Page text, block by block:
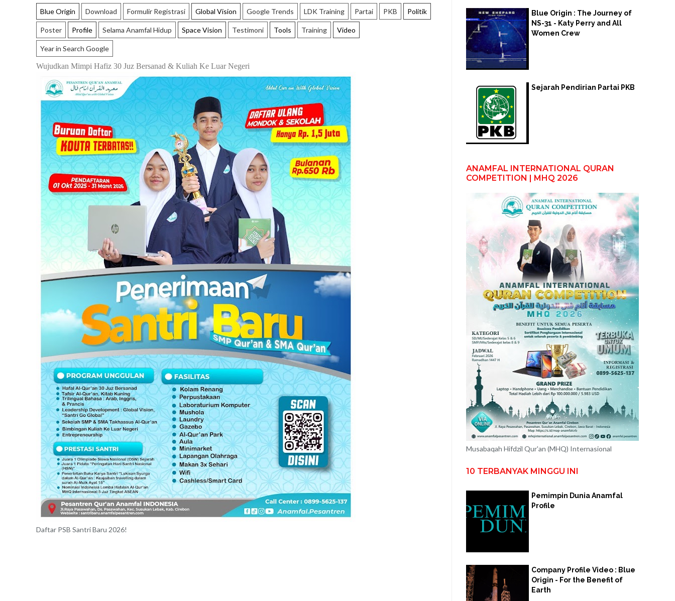
Blue Origin
Download Formulir Registrasi Global Vision Google Trends LDK Training Partai PKB Politik
Poster Profile Selama Anamfal Hidup Space Vision Testimoni Tools Training Video
Year in Search Google
Wujudkan Mimpi Hafiz 30 Juz Bersanad & Kuliah Ke Luar Negeri
Daftar PSB Santri Baru 2026!
Blue Origin : The Journey of
NS-31 - Katy Perry and All
Women Crew
Sejarah Pendirian Partai PKB
ANAMFAL INTERNATIONAL QURAN
COMPETITION | MHQ 2026
Musabaqah Hifdzil Qur'an (MHQ) Internasional
10 TERBANYAK MINGGU INI
Pemimpin Dunia Anamfal
Profile
Company Profile Video : Blue
Origin - For the Benefit of
Earth